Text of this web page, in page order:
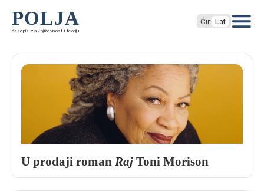
POLJA
časopis za književnost i teoriju
Ćir Lat
U prodaji roman Raj Toni Morison